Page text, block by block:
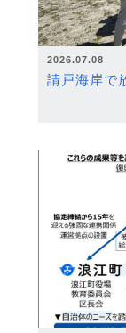
2026.07.08
請戸海岸で